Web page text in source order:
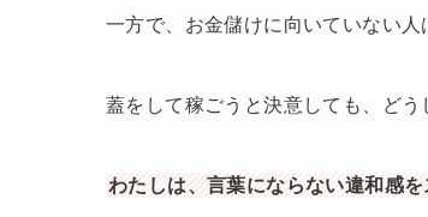
一方で、お金儲けに向いていない
蓋をして稼ごうと決意しても、ど
わたしは、言葉にならない違和感